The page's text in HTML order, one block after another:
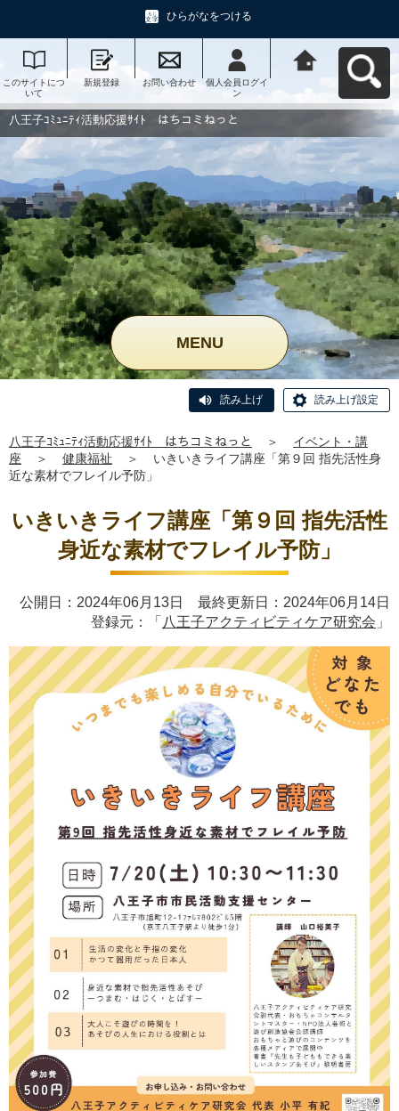
ひらがなをつける
このサイトにつ
いて
新規登録 お問い合わせ
個人会員ログイ
ン
動応援ｻｲﾄ はち
コミねっとへ戻
八王子ｺﾐｭﾆﾃｨ活動応援ｻｲﾄ はちコミねっと
MENU
読み上げ 読み上げ設定
八王子ｺﾐｭﾆﾃｨ活動応援ｻｲﾄ はちコミねっと ＞
イベント・講
座
＞ 健康福祉 ＞
いきいきライフ講座「第９回 指先活性身
近な素材でフレイル予防」
いきいきライフ講座「第９回 指先活性
身近な素材でフレイル予防」
公開日：2024年06月13日 最終更新日：2024年06月14日
登録元：「 八王子アクティビティケア研究会 」